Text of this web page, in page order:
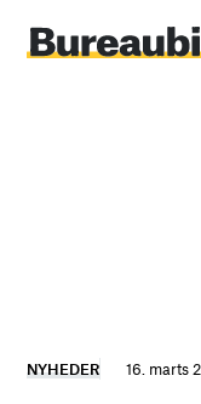
indhold
NYHEDER 16. marts